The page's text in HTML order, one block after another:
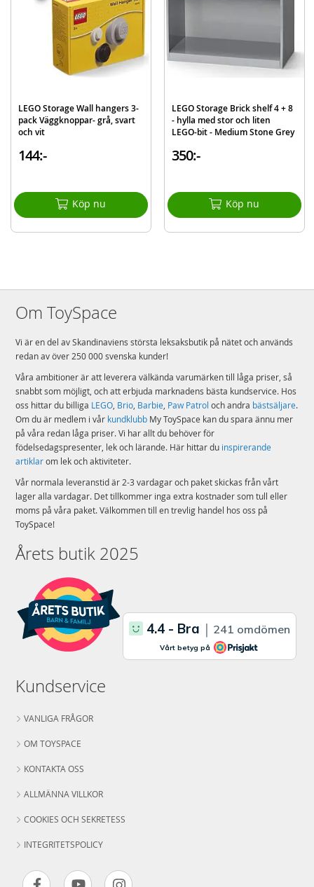
Mått: 25 x 25 x 18 cm (LxBxH)
Material: Polypropylen (PP)
BPA- och Ftalat-fri
Färg: mörkgrå
staplas på varandra.
Mer
information
Modell 40031754
EAN 5711938034276
LEGO Storage Wall hangers 3-
pack Väggknoppar- grå, svart
och vit
144:-
Köp nu
LEGO Storage Brick shelf 4 + 8
- hylla med stor och liten
LEGO-bit - Medium Stone Grey
350:-
Köp nu
Om ToySpace
Vi är en del av Skandinaviens största leksaksbutik på nätet och används
redan av över 250 000 svenska kunder!
Våra ambitioner är att leverera välkända varumärken till låga priser, så
snabbt som möjligt, och att erbjuda marknadens bästa kundservice. Hos
oss hittar du billiga LEGO, Brio, Barbie, Paw Patrol och andra bästsäljare.
Om du är medlem i vår kundklubb My ToySpace kan du spara ännu mer
på våra redan låga priser. Vi har allt du behöver för
födelsedagspresenter, lek och lärande. Här hittar du inspirerande
artiklarom lek och aktiviteter.
Vår normala leveranstid är 2-3 vardagar och paket skickas från vårt
lager alla vardagar. Det tillkommer inga extra kostnader som tull eller
moms på våra paket. Välkommen till en trevlig handel hos oss på
ToySpace!
Årets butik 2025
Kundservice
VANLIGA FRÅGOR
OM TOYSPACE
KONTAKTA OSS
ALLMÄNNA VILLKOR
COOKIES OCH SEKRETESS
INTEGRITETSPOLICY